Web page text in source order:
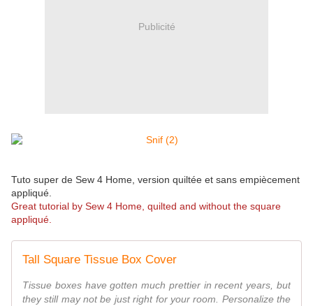
Publicité
Tuto super de Sew 4 Home, version quiltée et sans empiècement
appliqué.
Great tutorial by Sew 4 Home, quilted and without the square
appliqué.
Tall Square Tissue Box Cover
Tissue boxes have gotten much prettier in recent years, but
they still may not be just right for your room. Personalize the